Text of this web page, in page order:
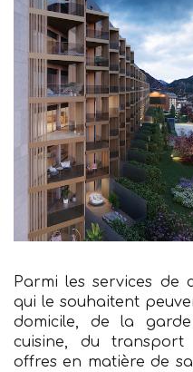
Parmi les services de
qui le souhaitent
domicile, de la
cuisine, du
offres en matière de